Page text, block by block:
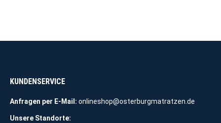
KUNDENSERVICE
Anfragen per E-Mail: onlineshop@osterburgmatratzen.de
Unsere Standorte: